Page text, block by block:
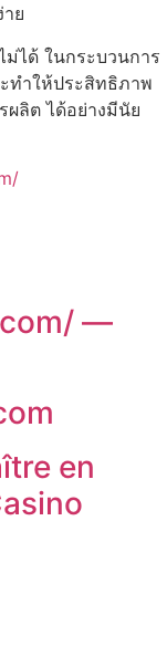
ย
ม่ได้ ในกระบวนการ
ทำให้ประสิทธิภาพ
ลิต ได้อย่างมีนัย
—
en